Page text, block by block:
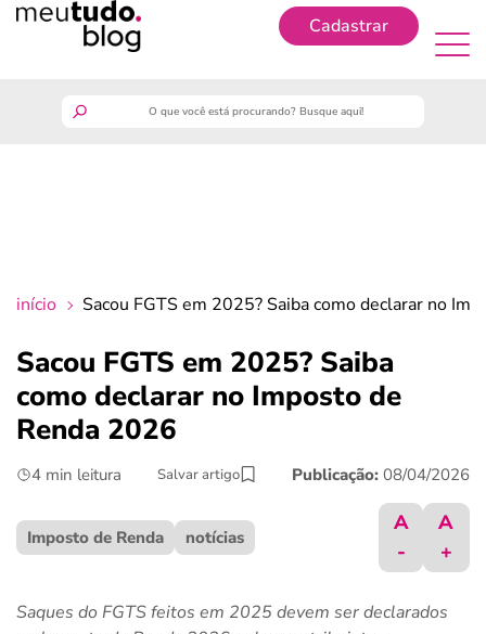
Cadastrar
crédito fácil
início Sacou FGTS em 2025? Saiba como declarar no
Sacou FGTS em 2025? Saiba
como declarar no Imposto de
Renda 2026
4 min leitura Salvar artigo Publicação: 08/04/2026
Imposto de Renda notícias
A
-
A
+
Saques do FGTS feitos em 2025 devem ser declarados